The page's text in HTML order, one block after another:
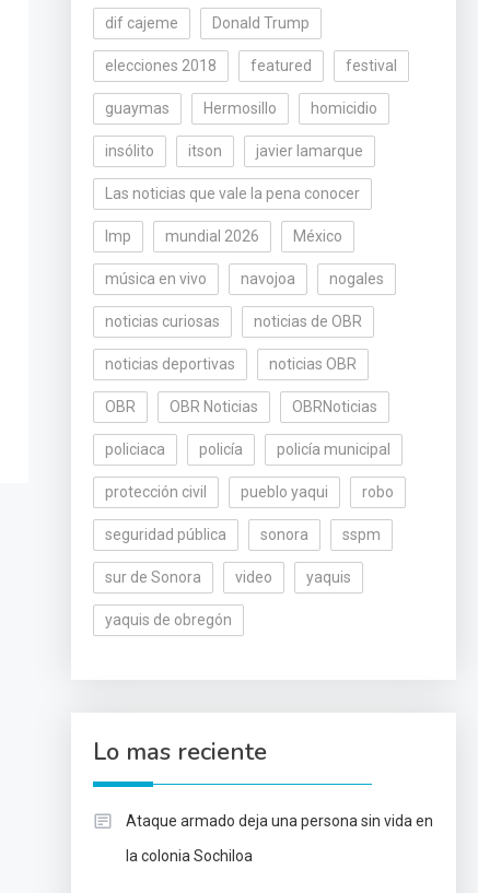
dif cajeme Donald Trump
elecciones 2018 featured festival
guaymas Hermosillo homicidio
insólito itson javier lamarque
Las noticias que vale la pena conocer
lmp mundial 2026 México
música en vivo navojoa nogales
noticias curiosas noticias de OBR
noticias deportivas noticias OBR
OBR OBR Noticias OBRNoticias
policiaca policía policía municipal
protección civil pueblo yaqui robo
seguridad pública sonora sspm
sur de Sonora video yaquis
yaquis de obregón
Lo mas reciente
Ataque armado deja una persona sin vida en
la colonia Sochiloa